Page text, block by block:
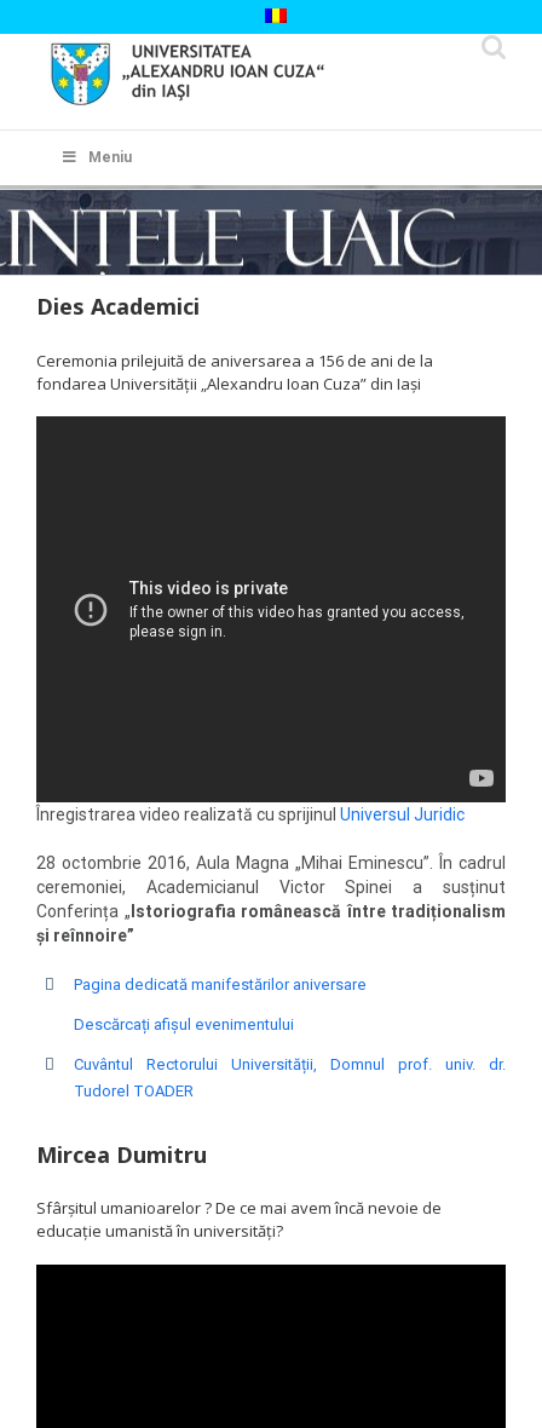
to
content
Meniu
Dies Academici
Ceremonia prilejuită de aniversarea a 156 de ani de la
fondarea Universității „Alexandru Ioan Cuza” din Iași
Înregistrarea video realizată cu sprijinul Universul Juridic
28 octombrie 2016, Aula Magna „Mihai Eminescu”. În cadrul
ceremoniei, Academicianul Victor Spinei a susținut
Conferința „ Istoriografia românească între tradiționalism
și reînnoire”
Pagina dedicată manifestărilor aniversare
Descărcați afișul evenimentului
Cuvântul Rectorului Universității, Domnul prof. univ. dr.
Tudorel TOADER
Mircea Dumitru
Sfârșitul umanioarelor ? De ce mai avem încă nevoie de
educație umanistă în universități?